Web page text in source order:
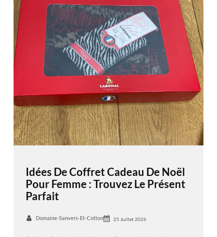
Idées De Coffret Cadeau De Noël
Pour Femme : Trouvez Le Présent
Parfait
Domaine-Sanvers-Et-Cotton 25 Juillet 2026